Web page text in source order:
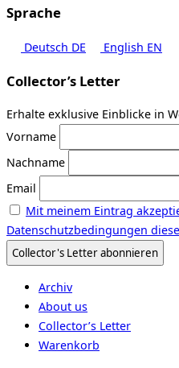
Sprache
Deutsch DE English EN
Collector’s Letter
Erhalte exklusive Einblicke in
Vorname
Nachname
Email
Mit meinem Eintrag
Datenschutzbedingungen
Archiv
About us
Collector’s Letter
Warenkorb